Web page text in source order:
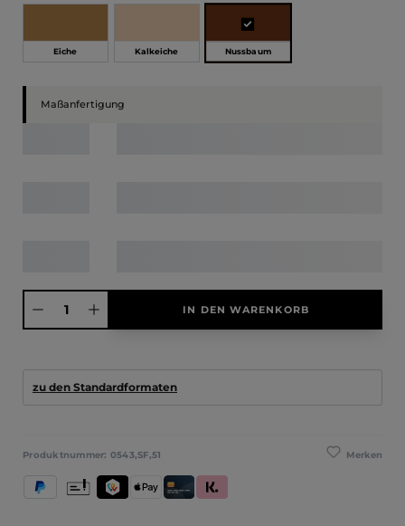
Eiche Kalkeiche Nussbaum
Maßanfertigung
IN DEN WARENKORB
zu den Standardformaten
Merken
Produktnummer: 0543,SF,51
TWINT
PayPal Apple PayKredit- und Debitkarte
Klarna (Rechnung / Ratenkauf / Sofort)
Vorkasse